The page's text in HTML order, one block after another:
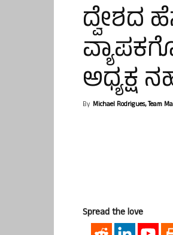
ದ್ವೇಶದ
ಅಧ್ಯಕ್ಷ
By Michael Rodrigues, Team
Spread the love